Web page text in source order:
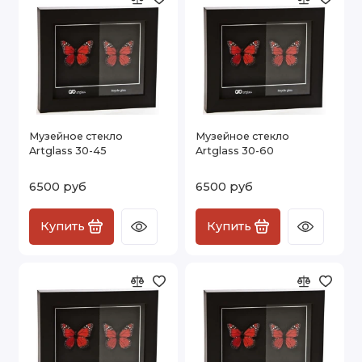
светочувствительных предметов;
для защиты коллекционных предметов (монет,
медалей, орденов);
в интерьерах банков, офисов крупных компаний.
Сравнение с другими видами стекла
Отражение света
~20%
~8% (за счёт
шероховатости поверхности)
Прозрачность
90–91%
Ниже из-за
Поверхность
Гладкая Гладкая
Шероховатая
Применение
Музеи, галереи, ценные экспонаты
максимальная прозрачность
Дополнительные
преимущества:
Эстетика. Высокая прозрачность и отсутствие бликов
Музейное стекло
Artglass 30-45
6500 руб
Купить
Музейное стекло
Artglass 30-60
6500 руб
Купить